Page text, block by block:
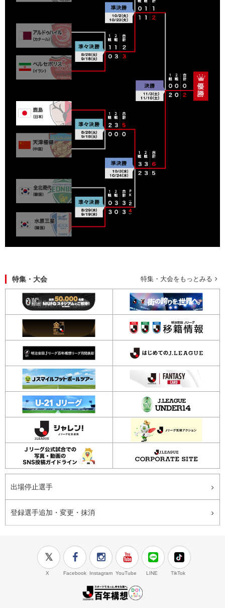
特集・大会 特集・大会をもっとみる
出場停止選手
登録選手追加・変更・抹消
X Facebook Instagram YouTube LINE TikTok